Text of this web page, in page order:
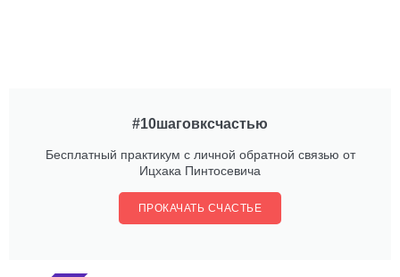
#10шаговксчастью
Бесплатный практикум с личной обратной связью от
Ицхака Пинтосевича
ПРОКАЧАТЬ СЧАСТЬЕ